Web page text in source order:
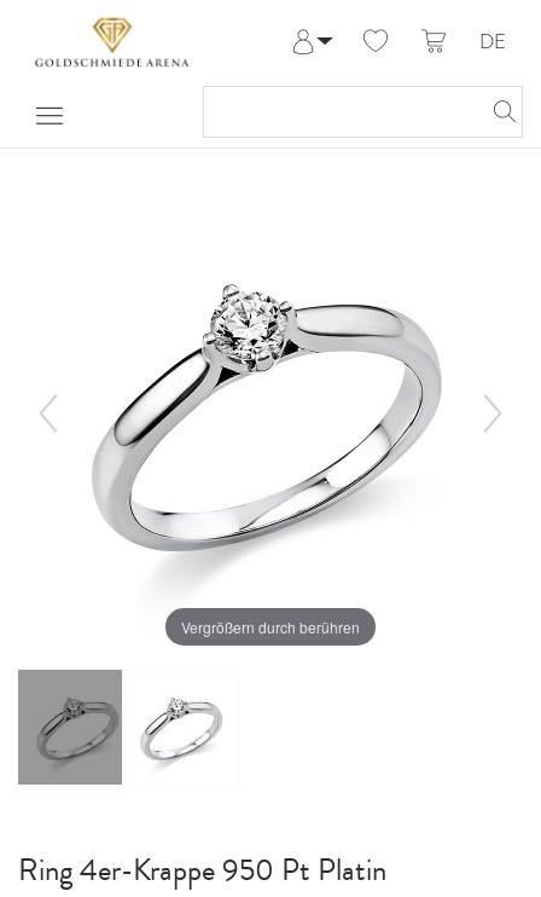
Meine Bestellungen
DE
Vergrößern durch berühren
Ring 4er-Krappe 950 Pt Platin